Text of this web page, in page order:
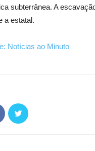
subterrânea. A
a estatal.
Notícias ao Minuto